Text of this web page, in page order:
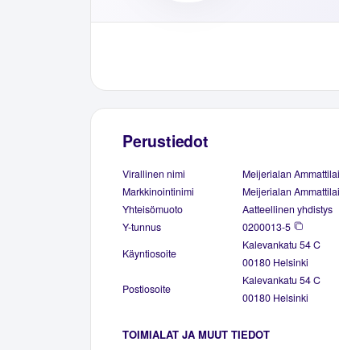
Perustiedot
Virallinen nimi
Meijerialan
Markkinointinimi
Meijerialan
Yhteisömuoto
Aatteellinen yhdistys
Y-tunnus
0200013-5
Käyntiosoite
Kalevankatu 54 C
00180 Helsinki
Postiosoite
Kalevankatu 54 C
00180 Helsinki
TOIMIALAT JA MUUT TIEDOT